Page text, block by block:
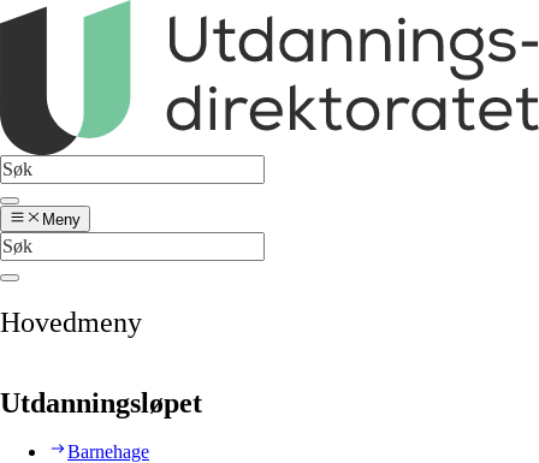
Meny
Hovedmeny
Utdanningsløpet
Barnehage